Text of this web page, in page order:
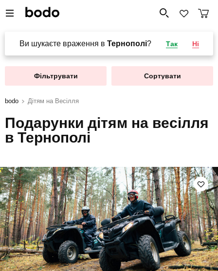
Ви шукаєте враження в Тернополі? Так Ні
Фільтрувати Сортувати
bodo Дітям на Весілля
Подарунки дітям на весілля
в Тернополі